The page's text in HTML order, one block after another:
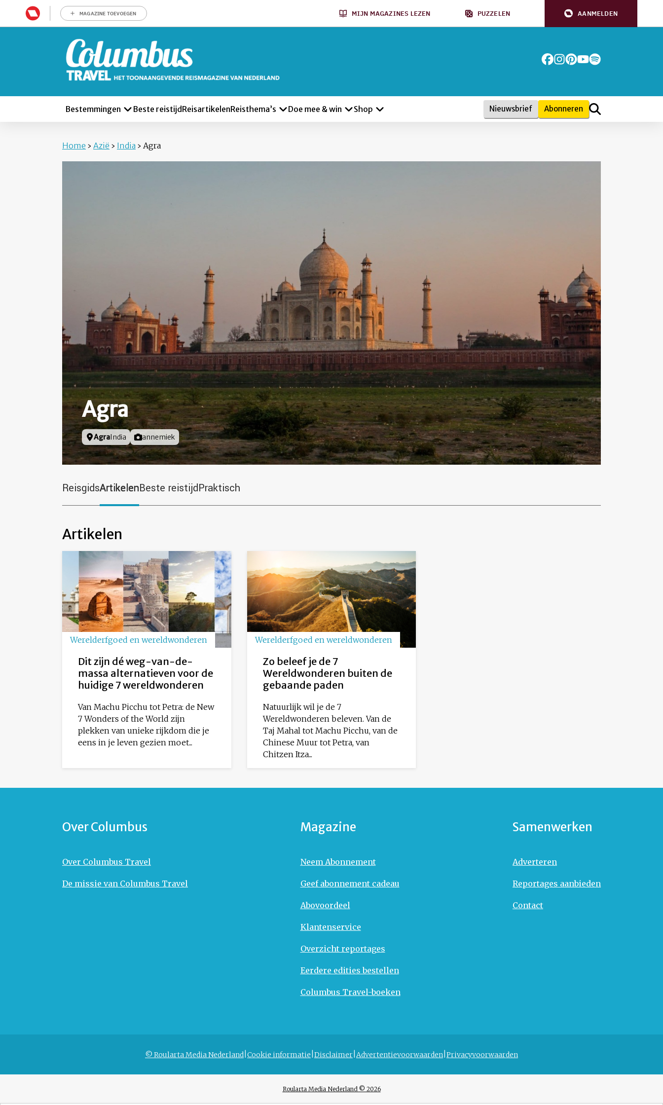
MAGAZINE TOEVOEGEN MIJN MAGAZINES LEZEN PUZZELEN AANMELDEN
Bestemmingen Beste reistijd ReisartikelenReisthema’s Doe mee & win Shop Nieuwsbrief Abonneren
Home › Azië › India › Agra
Agra
Locatie
AgraIndia Foto door
annemiek
ReisgidsArtikelenBeste reistijdPraktisch
Artikelen
Werelderfgoed en wereldwonderen
Dit zijn dé weg-van-de-
massa alternatieven voor de
huidige 7 wereldwonderen
Van Machu Picchu tot Petra: de New
7 Wonders of the World zijn
plekken van unieke rijkdom die je
eens in je leven gezien moet...
Werelderfgoed en wereldwonderen
Zo beleef je de 7
Wereldwonderen buiten de
gebaande paden
Natuurlijk wil je de 7
Wereldwonderen beleven. Van de
Taj Mahal tot Machu Picchu, van de
Chinese Muur tot Petra, van
Chitzen Itza...
Over Columbus
Over Columbus Travel
De missie van Columbus Travel
Magazine
Neem Abonnement
Geef abonnement cadeau
Abovoordeel
Klantenservice
Overzicht reportages
Eerdere edities bestellen
Columbus Travel-boeken
Samenwerken
Adverteren
Reportages aanbieden
Contact
© Roularta Media Nederland Cookie informatie Disclaimer Advertentievoorwaarden Privacyvoorwaarden
Roularta Media Nederland © 2026